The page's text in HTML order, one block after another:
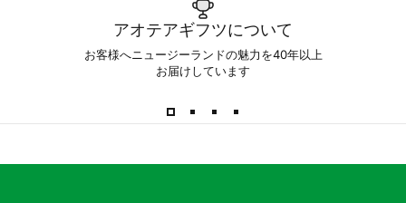
アオテアギフツについて
お客様へニュージーランドの魅力を40年以上
お届けしています